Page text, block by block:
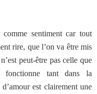
sentiment car tout
rire, que l’on va être mis
peut-être pas celle que
tant dans la
est clairement une